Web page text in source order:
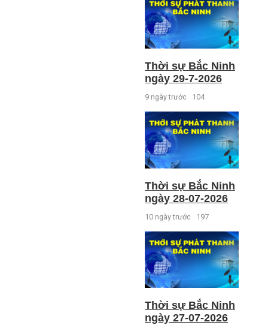
Thời sự Bắc Ninh
ngày 29-7-2026
9 ngày trước 104
Thời sự Bắc Ninh
ngày 28-07-2026
10 ngày trước 197
Thời sự Bắc Ninh
ngày 27-07-2026